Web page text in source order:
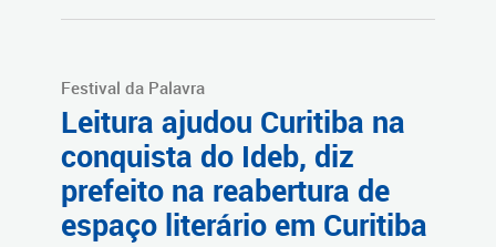
Festival da Palavra
Leitura ajudou Curitiba na
conquista do Ideb, diz
prefeito na reabertura de
espaço literário em Curitiba